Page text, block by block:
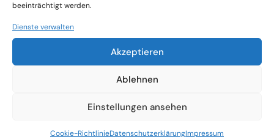
beeinträchtigt werden.
Dienste verwalten
Akzeptieren
Ablehnen
Einstellungen ansehen
Cookie-RichtlinieDatenschutzerklärungImpressum